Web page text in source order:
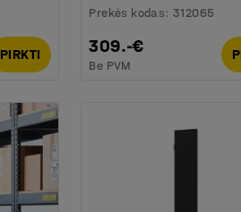
PIRKTI
Prekės kodas:312065
309.-€
Be PVM